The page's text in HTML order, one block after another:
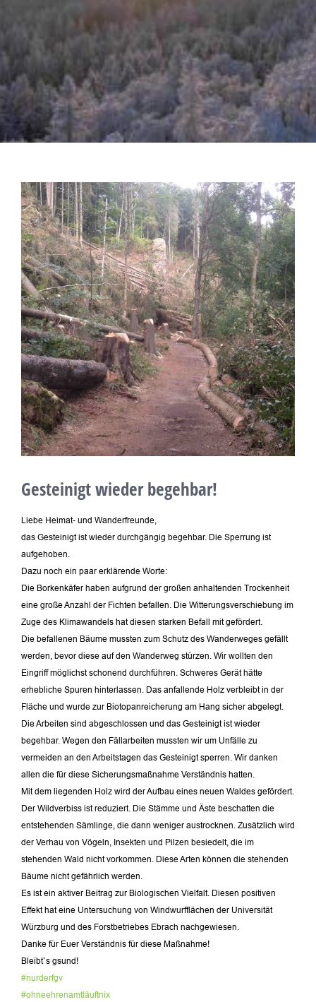
Zeige
grösseres
Bild
Gesteinigt wieder begehbar!
Liebe Heimat- und Wanderfreunde,
das Gesteinigt ist wieder durchgängig begehbar. Die Sperrung ist
aufgehoben.
Dazu noch ein paar erklärende Worte:
Die Borkenkäfer haben aufgrund der großen anhaltenden Trockenheit
eine große Anzahl der Fichten befallen. Die Witterungsverschiebung im
Zuge des Klimawandels hat diesen starken Befall mit gefördert.
Die befallenen Bäume mussten zum Schutz des Wanderweges gefällt
werden, bevor diese auf den Wanderweg stürzen. Wir wollten den
Eingriff möglichst schonend durchführen. Schweres Gerät hätte
erhebliche Spuren hinterlassen. Das anfallende Holz verbleibt in der
Fläche und wurde zur Biotopanreicherung am Hang sicher abgelegt.
Die Arbeiten sind abgeschlossen und das Gesteinigt ist wieder
begehbar. Wegen den Fällarbeiten mussten wir um Unfälle zu
vermeiden an den Arbeitstagen das Gesteinigt sperren. Wir danken
allen die für diese Sicherungsmaßnahme Verständnis hatten.
Mit dem liegenden Holz wird der Aufbau eines neuen Waldes gefördert.
Der Wildverbiss ist reduziert. Die Stämme und Äste beschatten die
entstehenden Sämlinge, die dann weniger austrocknen. Zusätzlich wird
der Verhau von Vögeln, Insekten und Pilzen besiedelt, die im
stehenden Wald nicht vorkommen. Diese Arten können die stehenden
Bäume nicht gefährlich werden.
Es ist ein aktiver Beitrag zur Biologischen Vielfalt. Diesen positiven
Effekt hat eine Untersuchung von Windwurfflächen der Universität
Würzburg und des Forstbetriebes Ebrach nachgewiesen.
Danke für Euer Verständnis für diese Maßnahme!
Bleibt`s gsund!
#nurderfgv
#ohneehrenamtläuftnix